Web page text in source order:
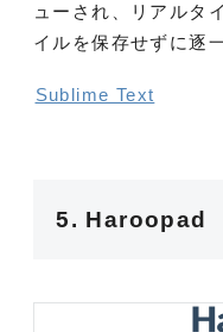
ューされ、リアルタ
イルを保存せずに逐
Sublime Text
5. Haroopad